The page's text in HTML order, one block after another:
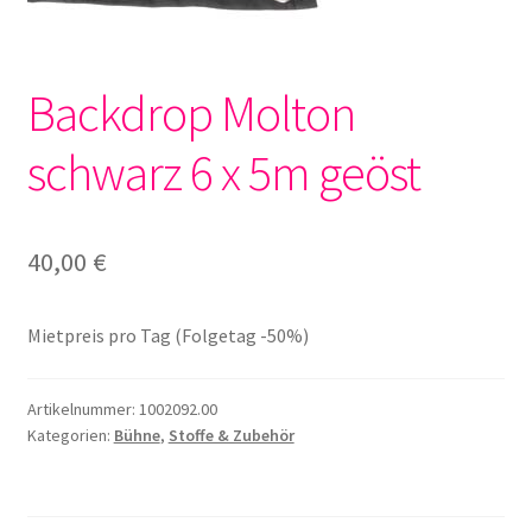
Backdrop Molton
schwarz 6 x 5m geöst
40,00 €
Mietpreis pro Tag (Folgetag -50%)
Artikelnummer: 1002092.00
Kategorien: Bühne, Stoffe & Zubehör